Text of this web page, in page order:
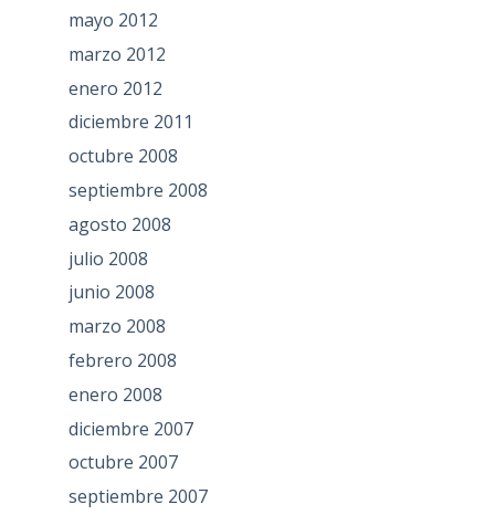
mayo 2012
marzo 2012
enero 2012
diciembre 2011
octubre 2008
septiembre 2008
agosto 2008
julio 2008
junio 2008
marzo 2008
febrero 2008
enero 2008
diciembre 2007
octubre 2007
septiembre 2007